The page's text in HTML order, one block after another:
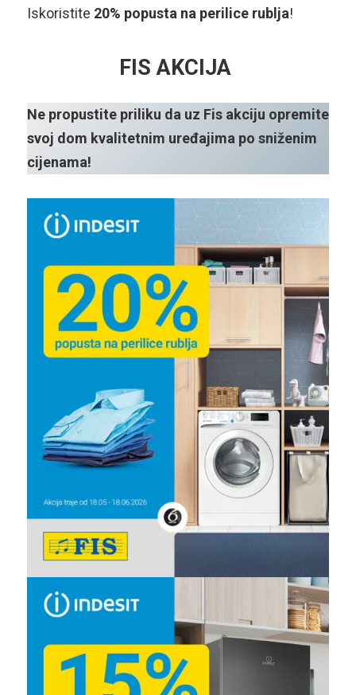
Iskoristite 20% popusta na perilice rublja!
FIS AKCIJA
Ne propustite priliku da uz Fis akciju opremite
svoj dom kvalitetnim uređajima po sniženim
cijenama!